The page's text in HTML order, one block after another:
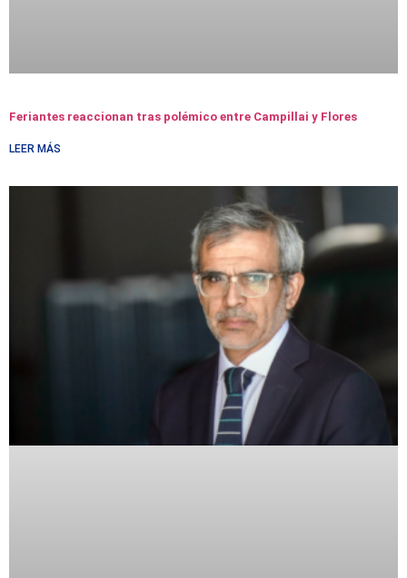
Feriantes reaccionan tras polémico entre Campillai y Flores
LEER MÁS